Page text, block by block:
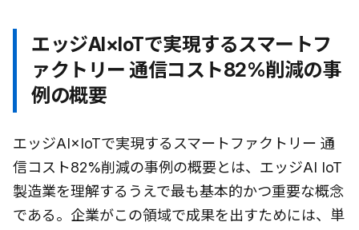
エッジAI×IoTで実現するスマートフ
ァクトリー 通信コスト82%削減の事
例の概要
エッジAI×IoTで実現するスマートファクトリー 通
信コスト82%削減の事例の概要とは、エッジAI IoT
製造業を理解するうえで最も基本的かつ重要な概念
である。企業がこの領域で成果を出すためには、単